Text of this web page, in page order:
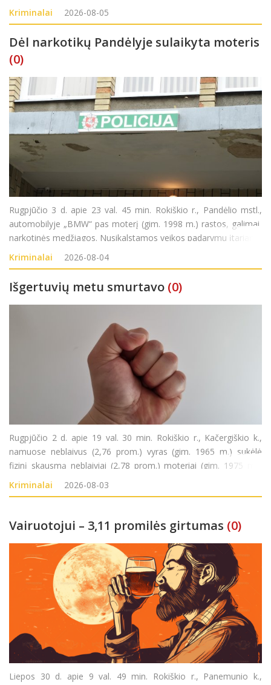
disponavimas narkotinėmis ar psichotropinėmis medžiagomis
be tikslo jas platinti
Kriminalai 2026-08-05
Dėl narkotikų Pandėlyje sulaikyta moteris
(0)
Rugpjūčio 3 d. apie 23 val. 45 min. Rokiškio r., Pandėlio mstl.,
automobilyje „BMW“ pas moterį (gim. 1998 m.) rastos, galimai,
narkotinės medžiagos. Nusikalstamos veikos padarymu įtariama
moteris sulaikyta. Pradėtas ikiteisminis tyrimas pagal LR BK 259
str. (Neteisėtas disponavim
Kriminalai 2026-08-04
Išgertuvių metu smurtavo (0)
Rugpjūčio 2 d. apie 19 val. 30 min. Rokiškio r., Kačergiškio k.,
namuose neblaivus (2,76 prom.) vyras (gim. 1965 m.) sukėlė
fizinį skausmą neblaiviai (2,78 prom.) moteriai (gim. 1975 m.).
Nusikalstamos veikos padarymu įtariamas vyras sulaikytas.
Pradėtas ikiteisminis tyrimas pagal LR
Kriminalai 2026-08-03
Vairuotojui – 3,11 promilės girtumas (0)
Liepos 30 d. apie 9 val. 49 min. Rokiškio r., Panemunio k.,